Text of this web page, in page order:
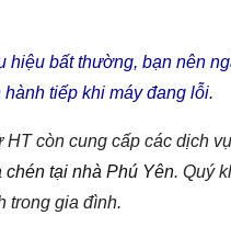
hiệu bất thường, bạn nên
tiếp khi máy đang lỗi.
còn cung cấp các dịch
chén tại nhà Phú Yên. Quý
trong gia đình.